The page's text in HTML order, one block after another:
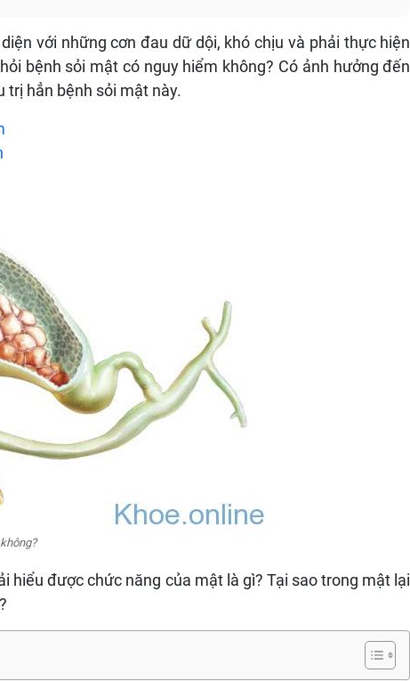
với những cơn đau dữ dội, khó chịu và phải thực hiện
bệnh sỏi mật có nguy hiểm không? Có ảnh hưởng đến
trị hẳn bệnh sỏi mật này.
hiểu được chức năng của mật là gì? Tại sao trong mật lại